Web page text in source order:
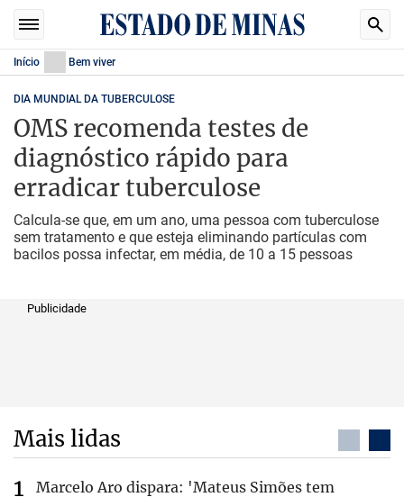
Início Bem viver
DIA MUNDIAL DA TUBERCULOSE
OMS recomenda testes de
diagnóstico rápido para
erradicar tuberculose
Calcula-se que, em um ano, uma pessoa com tuberculose
sem tratamento e que esteja eliminando partículas com
bacilos possa infectar, em média, de 10 a 15 pessoas
Publicidade
Mais lidas
Marcelo Aro dispara: 'Mateus Simões tem